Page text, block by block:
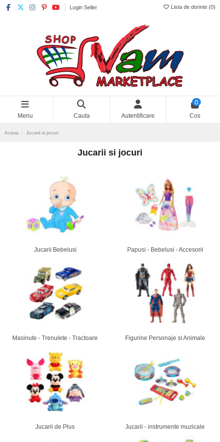
Login Seller Lista de dorinte (0)
Menu Cauta Autentificare
0
Cos
Acasa Jucarii si jocuri
Jucarii si jocuri
Jucarii Bebelusi Papusi - Bebelusi - Accesorii
Masinute - Trenulete - Tractoare Figurine Personaje si Animale
Jucarii de Plus Jucarii - instrumente muzicale